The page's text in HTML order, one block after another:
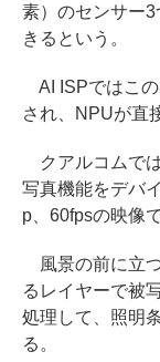
素）のセンサー
きるという。
AI ISPではこの
され、NPUが直
クアルコムで
写真機能をデバ
p、60fpsの映像
風景の前に立
るレイヤーで被
処理して、照明
る。